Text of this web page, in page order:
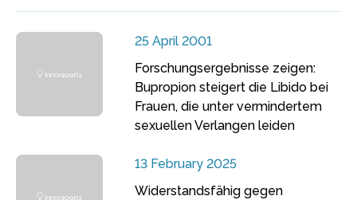
25 April 2001
Forschungsergebnisse zeigen:
Bupropion steigert die Libido bei
Frauen, die unter vermindertem
sexuellen Verlangen leiden
13 February 2025
Widerstandsfähig gegen